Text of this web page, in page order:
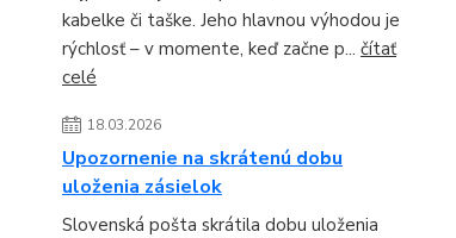
kabelke či taške. Jeho hlavnou výhodou je
rýchlosť – v momente, keď začne p... čítať
celé
18.03.2026
Upozornenie na skrátenú dobu
uloženia zásielok
Slovenská pošta skrátila dobu uloženia